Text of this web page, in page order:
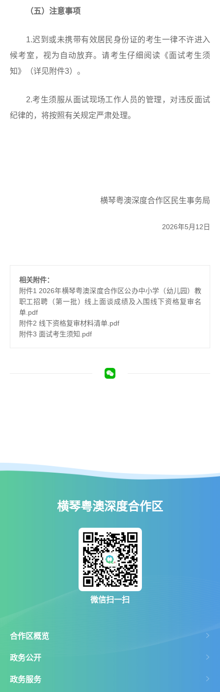
（五）注意事项
1.迟到或未携带有效居民身份证的考生一律不许进入
候考室，视为自动放弃。请考生仔细阅读《面试考生须
知》（详见附件3）。
2.考生须服从面试现场工作人员的管理，对违反面试
纪律的，将按照有关规定严肃处理。
横琴粤澳深度合作区民生事务局
2026年5月12日
相关附件：
附件1 2026年横琴粤澳深度合作区公办中小学（幼儿园）教
职工招聘（第一批）线上面谈成绩及入围线下资格复审名
单.pdf
附件2 线下资格复审材料清单.pdf
附件3 面试考生须知.pdf
横琴粤澳深度合作区
微信扫一扫
合作区概览
政务公开
政务服务